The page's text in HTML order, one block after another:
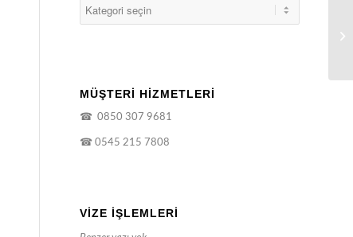
MÜŞTERİ HİZMETLERİ
☎ 0850 307 9681
☎ 0545 215 7808
VIZE İŞLEMLERI